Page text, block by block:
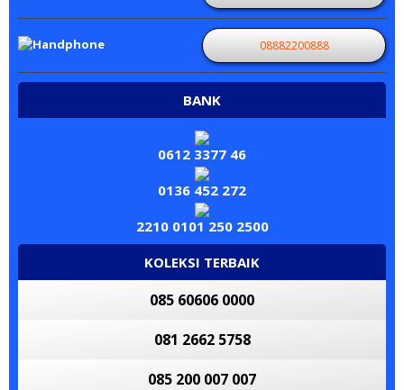
08882200888
BANK
0612 3377 46
0136 452 272
2210 0101 250 2500
KOLEKSI TERBAIK
085 60606 0000
081 2662 5758
085 200 007 007